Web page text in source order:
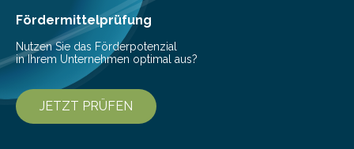
gleichermaßen geeignet…
Fördermittelprüfung
Nutzen Sie das Förderpotenzial
in Ihrem Unternehmen optimal aus?
JETZT PRÜFEN